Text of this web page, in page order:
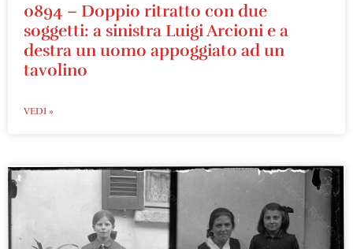
0894 – Doppio ritratto con due
soggetti: a sinistra Luigi Arcioni e a
destra un uomo appoggiato ad un
tavolino
VEDI »